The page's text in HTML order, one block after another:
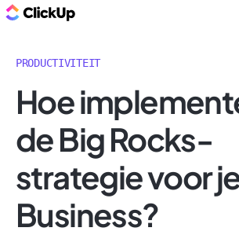
PRODUCTIVITEIT
Hoe
de Big Rocks-
strategie voor
Business?